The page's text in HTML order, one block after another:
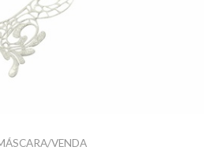
VENDA